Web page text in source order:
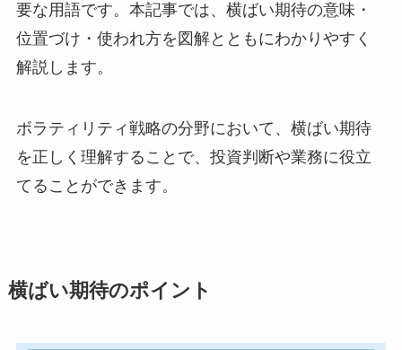
要な用語です。本記事では、横ばい期待の意味・
位置づけ・使われ方を図解とともにわかりやすく
解説します。
ボラティリティ戦略の分野において、横ばい期待
を正しく理解することで、投資判断や業務に役立
てることができます。
横ばい期待のポイント